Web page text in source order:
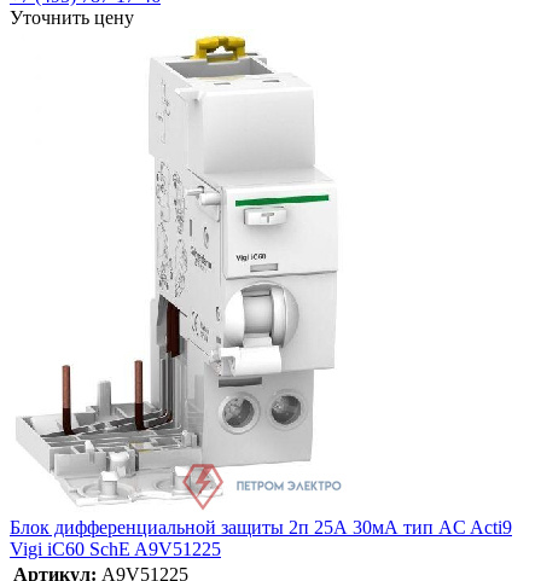
Уточнить цену
Блок дифференциальной защиты 2п 25А 30мА тип AC Acti9
Vigi iC60 SchE A9V51225
Артикул: A9V51225